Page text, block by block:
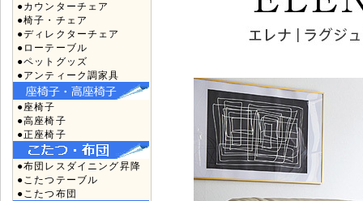
●カウンターチェア
●椅子・チェア
●ディレクターチェア
●ローテーブル
●ペットグッズ
●アンティーク調家具
●座椅子
●高座椅子
●正座椅子
●布団レスダイニング昇降
●こたつテーブル
●こたつ布団